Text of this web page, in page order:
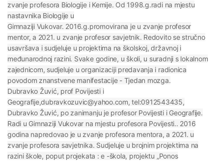
zvanje profesora Biologije i Kemije. Od 1998.g.radi na mjestu
nastavnika Biologije u
Gimnaziji Vukovar. 2016.g.promovirana je u zvanje profesor
mentor, a 2021. u zvanje profesor savjetnik. Redovito se stručno
usavršava i sudjeluje u projektima na školskoj, državnoj i
međunarodnoj razini. Svake godine, u školi, u suradnji s lokalnom
zajednicom, sudjeluje u organizaciji predavanja i radionica
povodom znanstvene manifestacije - Tjedan mozga.
Dubravko Žuvić, prof Povijesti i
Geografije,dubravkozuvic@yahoo.com, tel:0912543435,
Dubravko Žuvić, po zanimanju je profesor Povijesti i Geografije.
Radi u Gimnaziji Vukovar na mjestu profesora Povijesti.. 2016
godina napredovao je u zvanje profesora mentora, a 2021. u
zvanje profesora savjetnika. Sudjeluje u brojnim projektima na
razini škole, poput projekata : e -škola, projektu „Ponos